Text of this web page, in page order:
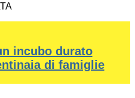
incubo durato
di famiglie